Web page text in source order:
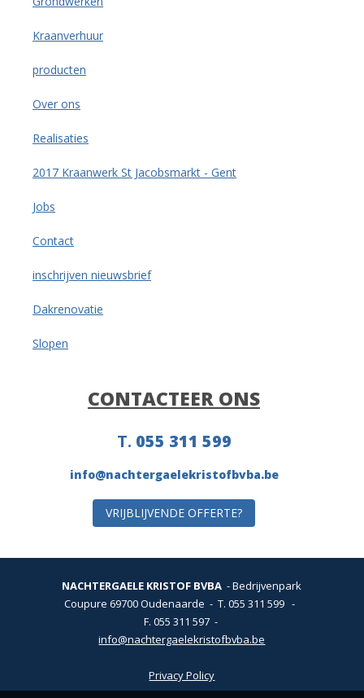
Kraanverhuur
producten
Over ons
Realisaties
2017 Kraanwerk St Jacobsmarkt - Gent
Jobs
Contact
inschrijven nieuwsbrief
Dakrenovatie
Slopen
CONTACTEER ONS
T. 055 311 599
info@nachtergaelekristofbvba.be
VRIJBLIJVENDE OFFERTE?
NACHTERGAELE KRISTOF BVBA
Bedrijvenpark
Coupure 69700 Oudenaarde T. 055 311 599-
F. 055 311 597
info@nachtergaelekristofbvba.be
Privacy Policy